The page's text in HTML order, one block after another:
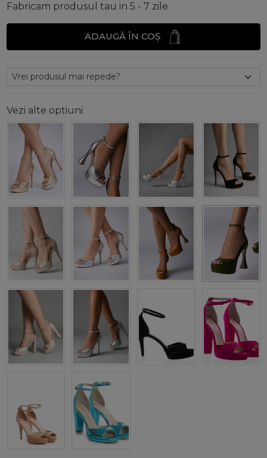
Fabricam produsul tau in 5 - 7 zile
ADAUGĂ ÎN COȘ
Vezi alte optiuni